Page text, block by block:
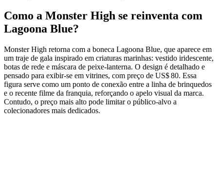
Como a Monster High se reinventa com
Lagoona Blue?
Monster High retorna com a boneca Lagoona Blue, que aparece em
um traje de gala inspirado em criaturas marinhas: vestido iridescente,
botas de rede e máscara de peixe‑lanterna. O design é detalhado e
pensado para exibir-se em vitrines, com preço de US$ 80. Essa
figura serve como um ponto de conexão entre a linha de brinquedos
e o recente filme da franquia, reforçando o apelo visual da marca.
Contudo, o preço mais alto pode limitar o público‑alvo a
colecionadores mais dedicados.